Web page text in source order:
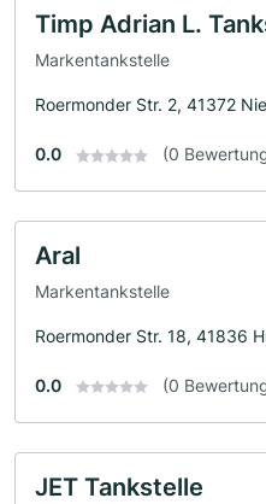
Timp Adrian L.
Markentankstelle
Roermonder Str. 2, 41372
0.0 (0
Aral
Markentankstelle
Roermonder Str. 18, 41836
0.0 (0
JET Tankstelle